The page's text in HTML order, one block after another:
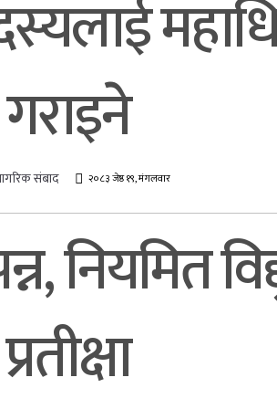
गराइने
संबाद २०८३ जेष्ठ १९, मंगलवार
नियमित
प्रतीक्षा